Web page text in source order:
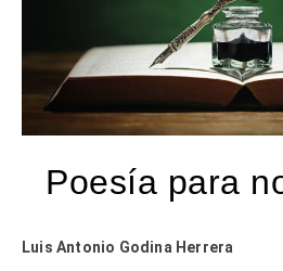
Poesía para
Luis Antonio Godina Herrera